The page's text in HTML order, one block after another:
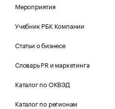
Мероприятия
Учебник РБК Компании
Статьи о бизнесе
Словарь PR и маркетинга
Каталог по ОКВЭД
Каталог по регионам